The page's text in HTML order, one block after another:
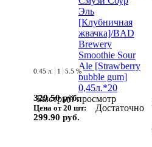
Быстрый просмотр
0.45 л. 1 5.5 %
329.50 руб.
Цена от 20 шт:
299.90 руб.
Достаточно